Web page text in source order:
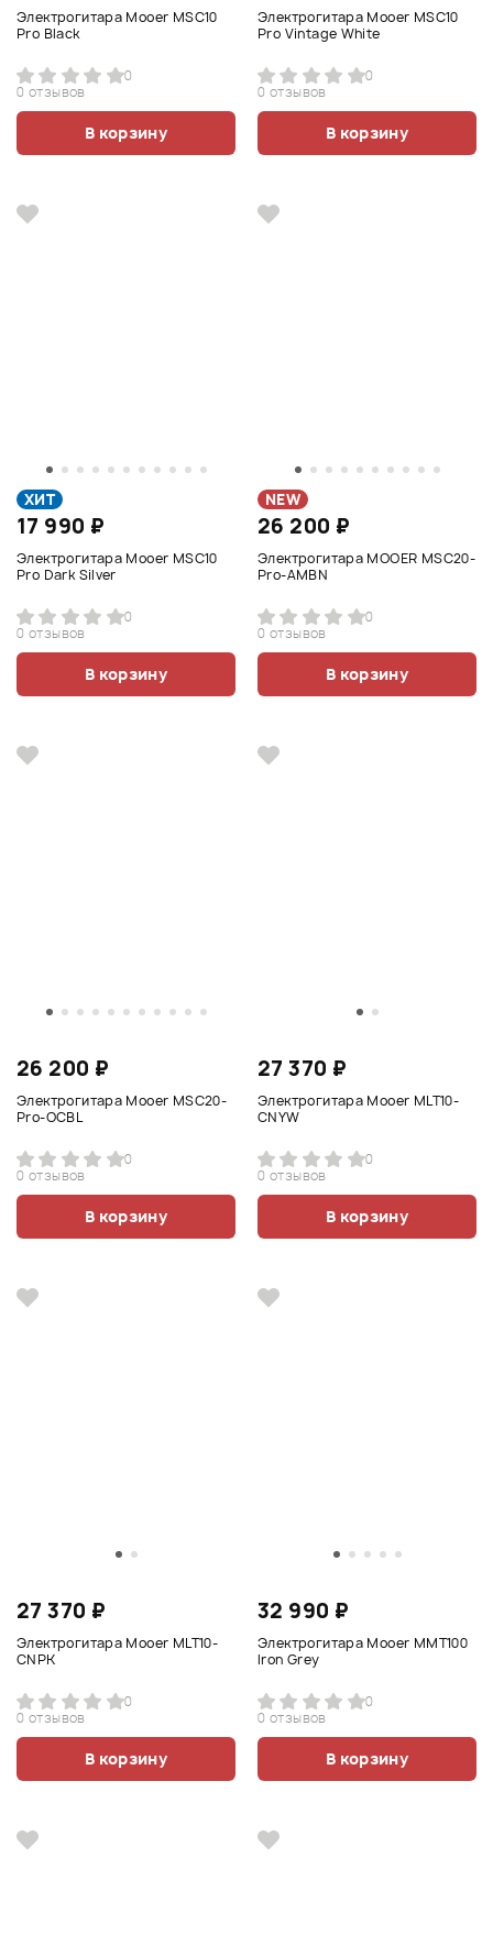
Электрогитара Mooer MSC10
Pro Black
0
0 отзывов
В корзину
Электрогитара Mooer MSC10
Pro Vintage White
0
0 отзывов
В корзину
ХИТ
17 990 ₽
Электрогитара Mooer MSC10
Pro Dark Silver
0
0 отзывов
В корзину
NEW
26 200 ₽
Электрогитара MOOER MSC20-
Pro-AMBN
0
0 отзывов
В корзину
26 200 ₽
Электрогитара Mooer MSC20-
Pro-OCBL
0
0 отзывов
В корзину
27 370 ₽
Электрогитара Mooer MLT10-
CNYW
0
0 отзывов
В корзину
27 370 ₽
Электрогитара Mooer MLT10-
CNPK
0
0 отзывов
В корзину
32 990 ₽
Электрогитара Mooer MMT100
Iron Grey
0
0 отзывов
В корзину